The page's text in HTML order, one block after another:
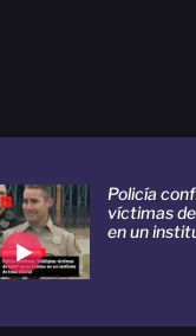
Policía
víctimas
en un